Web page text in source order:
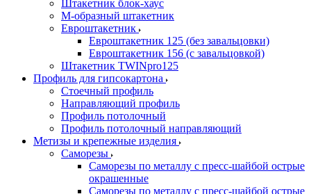
Штакетник блок-хаус
М-образный штакетник
Евроштакетник
Евроштакетник 125 (без завальцовки)
Евроштакетник 156 (с завальцовкой)
Штакетник TWINpro125
Профиль для гипсокартона
Стоечный профиль
Направляющий профиль
Профиль потолочный
Профиль потолочный направляющий
Метизы и крепежные изделия
Саморезы
Саморезы по металлу с пресс-шайбой острые
окрашенные
Саморезы по металлу с пресс-шайбой острые